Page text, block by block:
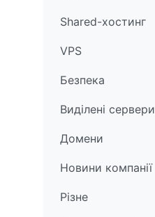
Shared-хостинг
VPS
Безпека
Виділені сервери
Домени
Новини компанії
Різне